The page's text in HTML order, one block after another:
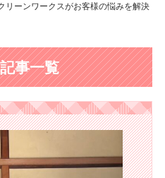
リーンワークスがお客様の悩みを解決
事一覧